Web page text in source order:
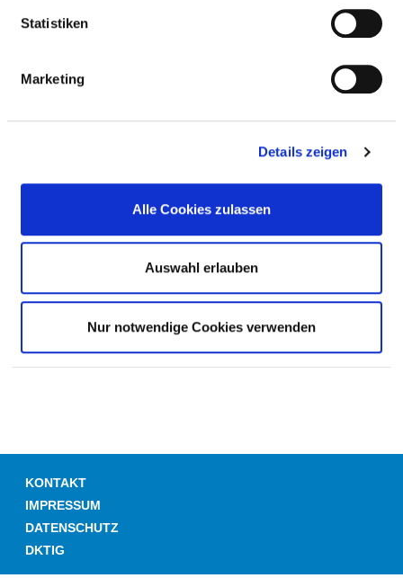
Statistiken
Marketing
Details zeigen
Alle Cookies zulassen
Auswahl erlauben
Nur notwendige Cookies verwenden
Ein-Bett-Zimmer
Ein-Bett-Zimmer mit eigener Nasszelle
KONTAKT
IMPRESSUM
DATENSCHUTZ
DKTIG